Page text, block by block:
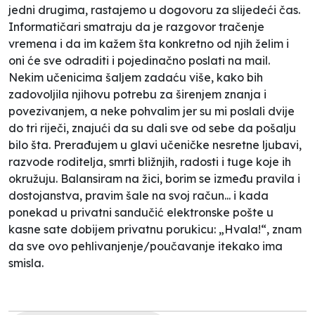
jedni drugima, rastajemo u dogovoru za slijedeći čas.
Informatičari smatraju da je razgovor tračenje
vremena i da im kažem šta konkretno od njih želim i
oni će sve odraditi i pojedinačno poslati na mail.
Nekim učenicima šaljem zadaću više, kako bih
zadovoljila njihovu potrebu za širenjem znanja i
povezivanjem, a neke pohvalim jer su mi poslali dvije
do tri riječi, znajući da su dali sve od sebe da pošalju
bilo šta. Prerađujem u glavi učeničke nesretne ljubavi,
razvode roditelja, smrti bližnjih, radosti i tuge koje ih
okružuju. Balansiram na žici, borim se između pravila i
dostojanstva, pravim šale na svoj račun... i kada
ponekad u privatni sandučić elektronske pošte u
kasne sate dobijem privatnu porukicu: „Hvala!“, znam
da sve ovo pehlivanjenje/poučavanje itekako ima
smisla.